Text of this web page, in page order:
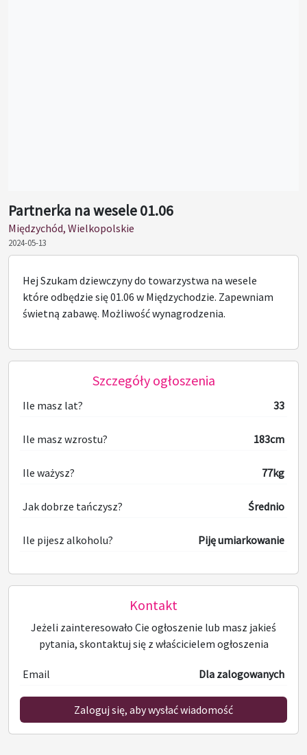
Partnerka na wesele 01.06
Międzychód, Wielkopolskie
2024-05-13
Hej Szukam dziewczyny do towarzystwa na wesele
które odbędzie się 01.06 w Międzychodzie. Zapewniam
świetną zabawę. Możliwość wynagrodzenia.
Szczegóły ogłoszenia
Ile masz lat? 33
Ile masz wzrostu? 183cm
Ile ważysz? 77kg
Jak dobrze tańczysz? Średnio
Ile pijesz alkoholu? Piję umiarkowanie
Kontakt
Jeżeli zainteresowało Cie ogłoszenie lub masz jakieś
pytania, skontaktuj się z właścicielem ogłoszenia
Email Dla zalogowanych
Zaloguj się, aby wysłać wiadomość